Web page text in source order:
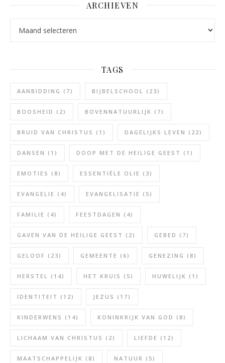
ARCHIEVEN
TAGS
AANBIDDING (7) BIJBELSCHOOL (23)
BOOSHEID (2) BOVENNATUURLIJK (7)
BRUID VAN CHRISTUS (1) DAGELIJKS LEVEN (22)
DANSEN (1) DOOP MET DE HEILIGE GEEST (1)
EMOTIES (8) ESSENTIËLE OLIE (3)
EVANGELIE (4) EVANGELISATIE (5)
FAMILIE (4) FEESTDAGEN (4)
GAVEN VAN DE HEILIGE GEEST (2) GEBED (7)
GELOOF (23) GEMEENTE (6) GENEZING (8)
HERSTEL (14) HET KRUIS (5) HUWELIJK (1)
IDENTITEIT (12) JEZUS (17)
KINDERWENS (14) KONINKRIJK VAN GOD (8)
LICHAAM VAN CHRISTUS (2) LIEFDE (12)
MAATSCHAPPELIJK (8) NATUUR (5)